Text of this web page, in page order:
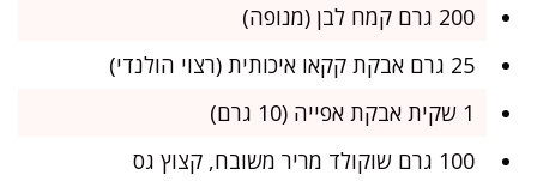
200 גרם קמח לבן (מנופה)
25 גרם אבקת קקאו איכותית (רצוי הולנדי)
1 שקית אבקת אפייה (10 גרם)
100 גרם שוקולד מריר משובח, קצוץ גס